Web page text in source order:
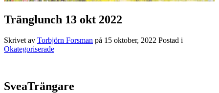
Tränglunch 13 okt 2022
Skrivet av Torbjörn Forsman på 15 oktober, 2022 Postad i
Okategoriserade
SveaTrängare